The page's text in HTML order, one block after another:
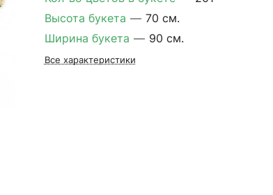
Высота букета — 70 см.
Ширина букета — 90 см.
Все характеристики